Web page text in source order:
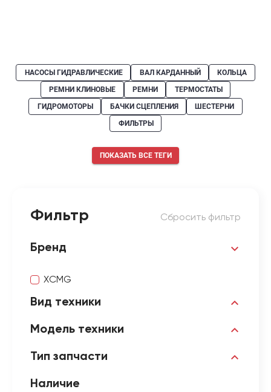
НАСОСЫ ГИДРАВЛИЧЕСКИЕ ВАЛ КАРДАННЫЙ
КОЛЬЦА
РЕМНИ КЛИНОВЫЕ
РЕМНИ
ТЕРМОСТАТЫ
ГИДРОМОТОРЫ
БАЧКИ СЦЕПЛЕНИЯ
ШЕСТЕРНИ
ФИЛЬТРЫ
ПОКАЗАТЬ ВСЕ ТЕГИ
Фильтр Сбросить фильтр
Бренд
XCMG
Вид техники
Модель техники
Тип запчасти
Наличие